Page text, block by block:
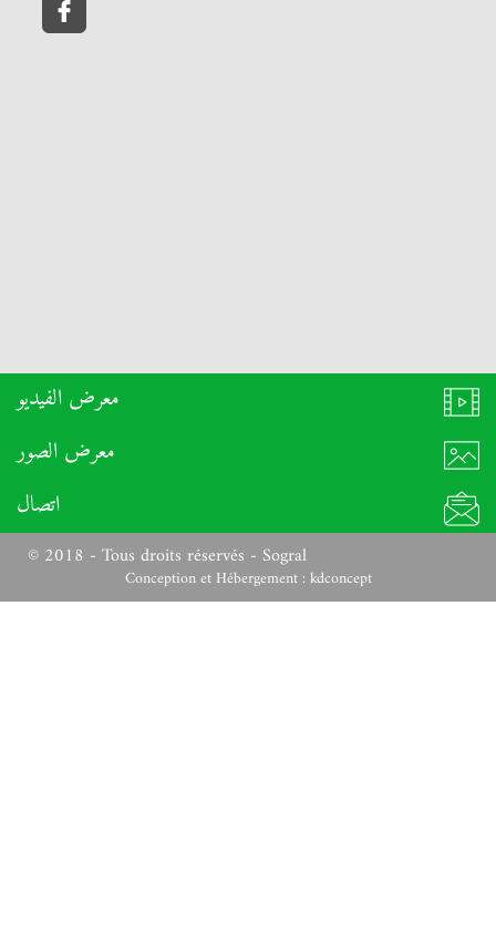
معرض الفيديو
معرض الصور
اتصال
© 2018 - Tous droits réservés - Sogral
Conception et Hébergement : kdconcept